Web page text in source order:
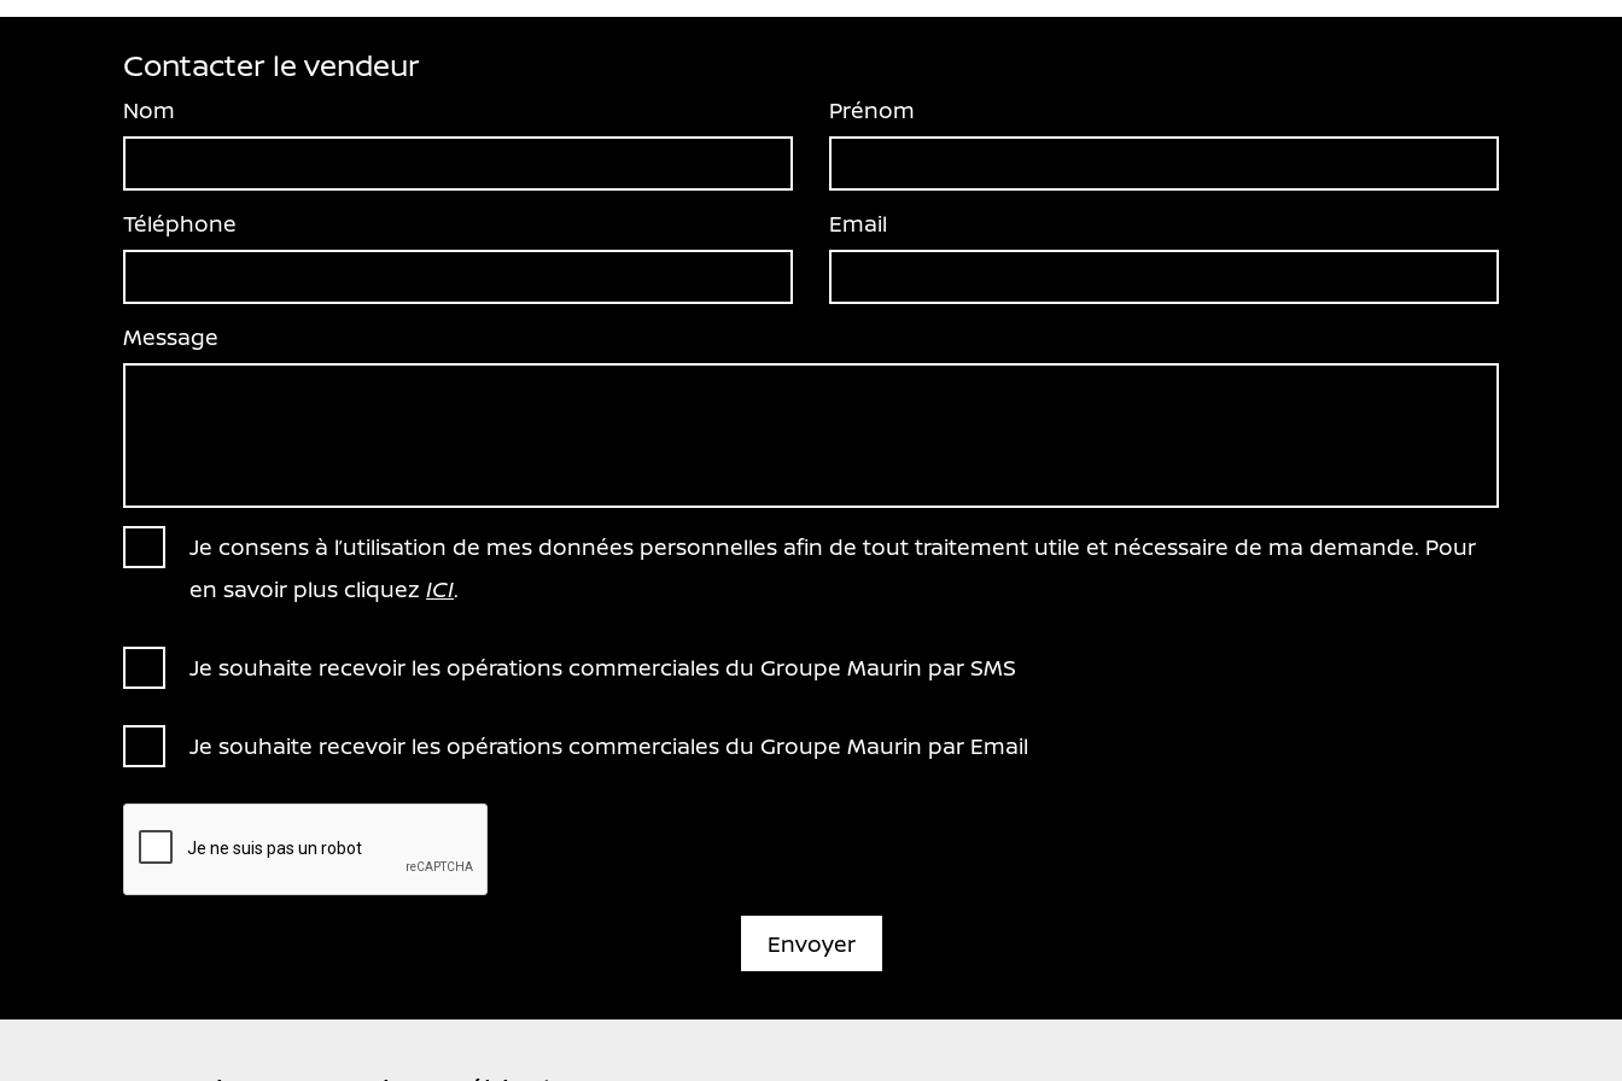
Contacter le vendeur
Nom Prénom
Téléphone Email
Message
Je consens à l’utilisation de mes données personnelles afin de tout traitement utile et nécessaire de ma demande. Pour
en savoir plus cliquez ICI.
Je souhaite recevoir les opérations commerciales du Groupe Maurin par SMS
Je souhaite recevoir les opérations commerciales du Groupe Maurin par Email
Envoyer